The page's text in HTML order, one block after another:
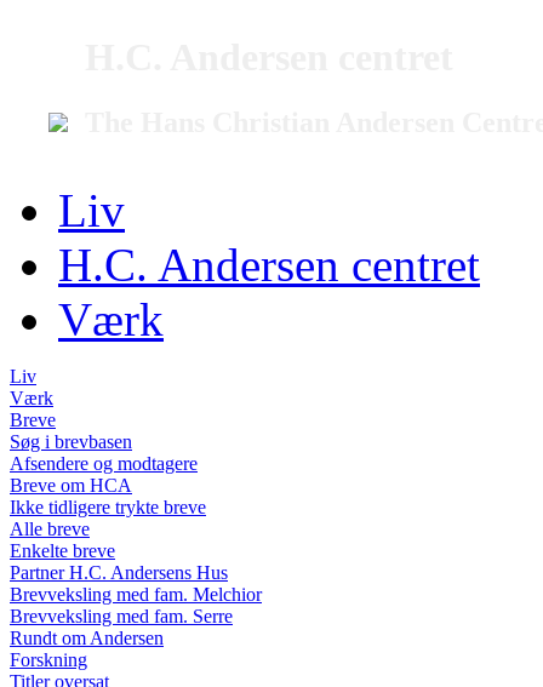
Liv
H.C. Andersen centret
Værk
Liv
Værk
Breve
Søg i brevbasen
Afsendere og modtagere
Breve om HCA
Ikke tidligere trykte breve
Alle breve
Enkelte breve
Partner H.C. Andersens Hus
Brevveksling med fam. Melchior
Brevveksling med fam. Serre
Rundt om Andersen
Forskning
Titler oversat